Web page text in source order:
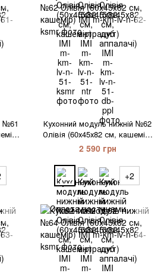
№61
Кухонний модуль нижній №62
Олівія (60х45х82 см, кашемір)
IMI
2 590 грн
+2